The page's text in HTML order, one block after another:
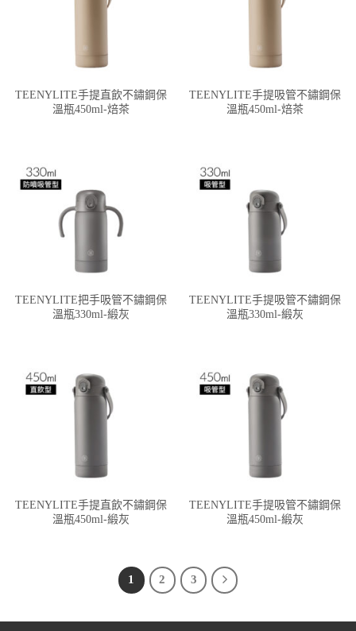
TEENYLITE手提直飲不鏽鋼保
溫瓶450ml-焙茶
TEENYLITE手提吸管不鏽鋼保
溫瓶450ml-焙茶
TEENYLITE把手吸管不鏽鋼保
溫瓶330ml-緞灰
TEENYLITE手提吸管不鏽鋼保
溫瓶330ml-緞灰
TEENYLITE手提直飲不鏽鋼保
溫瓶450ml-緞灰
TEENYLITE手提吸管不鏽鋼保
溫瓶450ml-緞灰
1 2 3